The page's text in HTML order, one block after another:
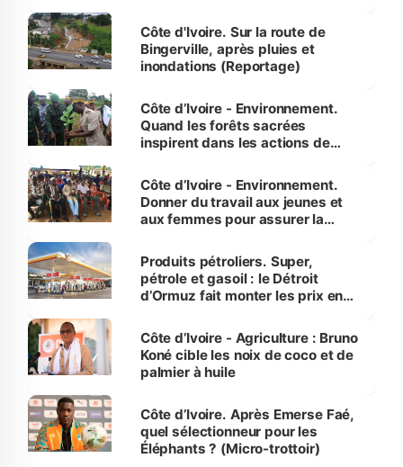
(Alassane Ouattara
Côte d'Ivoire. Sur la route de
Bingerville, après pluies et
inondations (Reportage)
Côte d’Ivoire - Environnement.
Quand les forêts sacrées
inspirent dans les actions de
Côte d’Ivoire - Environnement.
Donner du travail aux jeunes et
aux femmes pour assurer la
menacées
Produits pétroliers. Super,
pétrole et gasoil : le Détroit
d’Ormuz fait monter les prix en
Côte d’Ivoire - Agriculture : Bruno
Koné cible les noix de coco et de
palmier à huile
Côte d’Ivoire. Après Emerse Faé,
quel sélectionneur pour les
Éléphants ? (Micro-trottoir)